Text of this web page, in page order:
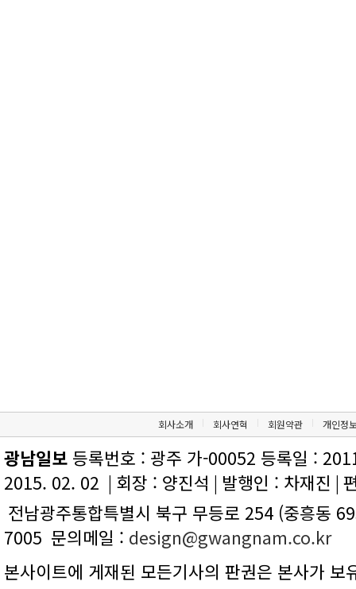
회사소개 회사연혁 회원약관 개인정
광남일보 등록번호 : 광주 가-00052 등록일 :
2015. 02. 02 | 회장 : 양진석 | 발행인 : 차재진 |
전남광주통합특별시 북구 무등로 254 (중흥동
7005 문의메일 : design@gwangnam.co.kr
본사이트에 게재된 모든기사의 판권은 본사가